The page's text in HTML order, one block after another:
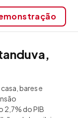
bares e
2,7% do PIB